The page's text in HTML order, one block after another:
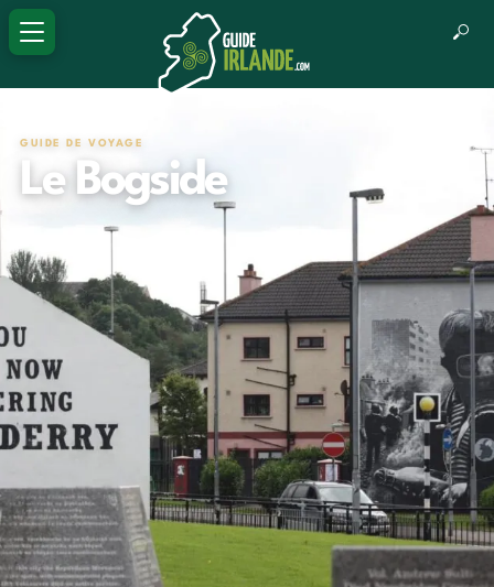
GUIDE DE VOYAGE
Le Bogside